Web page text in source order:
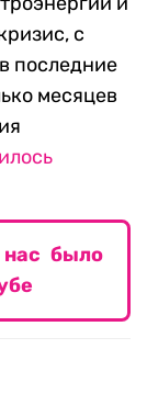
с
последние
месяцев
было